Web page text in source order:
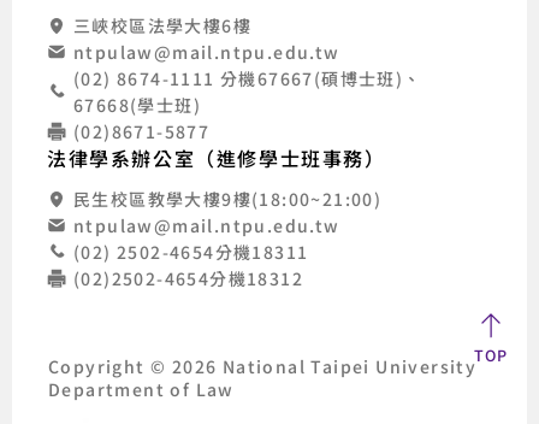
三峽校區法學大樓6樓
ntpulaw@mail.ntpu.edu.tw
(02) 8674-1111 分機67667(碩博士班)、
67668(學士班)
(02)8671-5877
法律學系辦公室（進修學士班事務）
民生校區教學大樓9樓(18:00~21:00)
ntpulaw@mail.ntpu.edu.tw
(02) 2502-4654分機18311
(02)2502-4654分機18312
Copyright © 2026 National Taipei University
Department of Law
TOP